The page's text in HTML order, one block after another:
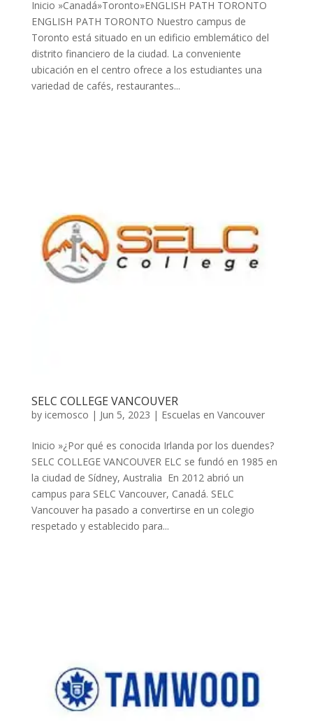
Inicio »Canadá»Toronto»ENGLISH PATH TORONTO
ENGLISH PATH TORONTO Nuestro campus de
Toronto está situado en un edificio emblemático del
distrito financiero de la ciudad. La conveniente
ubicación en el centro ofrece a los estudiantes una
variedad de cafés, restaurantes...
SELC COLLEGE VANCOUVER
by icemosco | Jun 5, 2023 | Escuelas en Vancouver
Inicio »¿Por qué es conocida Irlanda por los duendes?
SELC COLLEGE VANCOUVER ELC se fundó en 1985 en
la ciudad de Sídney, Australia En 2012 abrió un
campus para SELC Vancouver, Canadá. SELC
Vancouver ha pasado a convertirse en un colegio
respetado y establecido para...